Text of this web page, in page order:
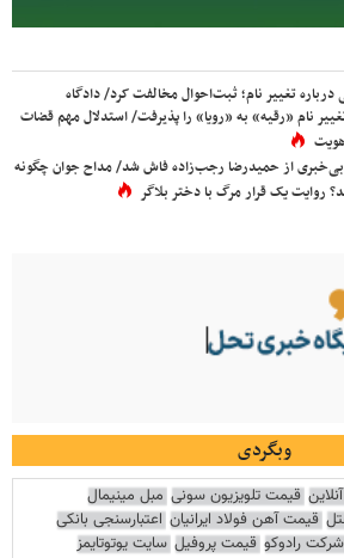
تغییر نام؛ ثبت‌احوال مخالفت کرد/ دادگاه
نام «رقیه» به «رویا» را پذیرفت/ استدلال مهم قضات
روز بی‌خبری از حمیدرضا رجب‌زاده فاش شد/ مداح جوان چگونه
روایت یک قرار مرگ با دختر بلاگر
وبگردی
قیمت تلویزیون سونی مبل مینیمال
قیمت آهن فولاد ایرانیان اعتبارسنجی بانکی
شرکت رادوکو قیمت پروفیل سایت یوتوتایمز